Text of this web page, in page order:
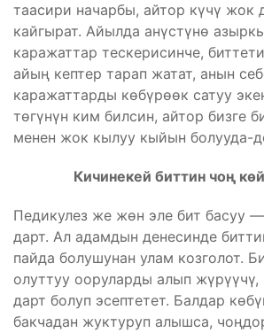
таасири начарбы, айтор күчү жок
кайгырат. Айылда анүстүнө
каражаттар тескерисинче,
айың кептер тарап жатат, анын
каражаттарды көбүрөөк сатуу
төгүнүн ким билсин, айтор бизге
менен жок кылуу кыйын болууда-
Кичинекей биттин чоң
Педикулез же жөн эле бит басуу
дарт. Ал адамдын денесинде
пайда болушунан улам козголот.
олуттуу ооруларды алып жүрүүчү,
дарт болуп эсептетет. Балдар
бакчадан жуктуруп алышса,